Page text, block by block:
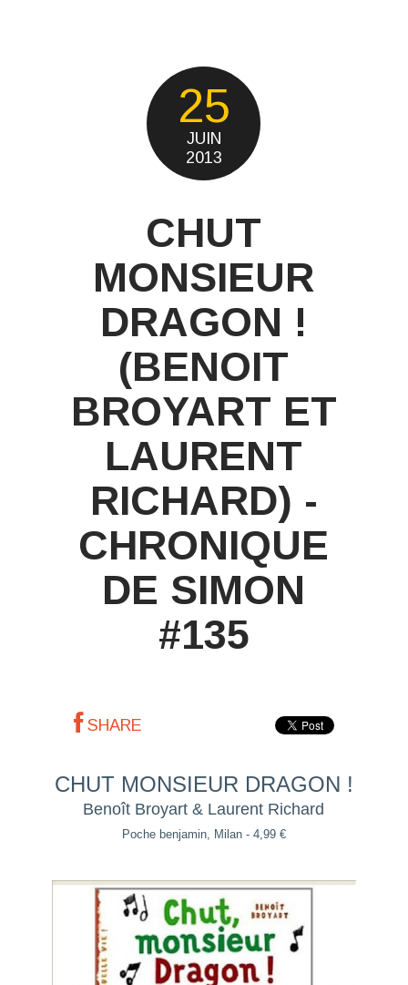
25
JUIN
2013
CHUT
MONSIEUR
DRAGON !
(BENOIT
BROYART ET
LAURENT
RICHARD) -
CHRONIQUE
DE SIMON
#135
SHARE
CHUT MONSIEUR DRAGON !
Benoît Broyart & Laurent Richard
Poche benjamin, Milan - 4,99 €